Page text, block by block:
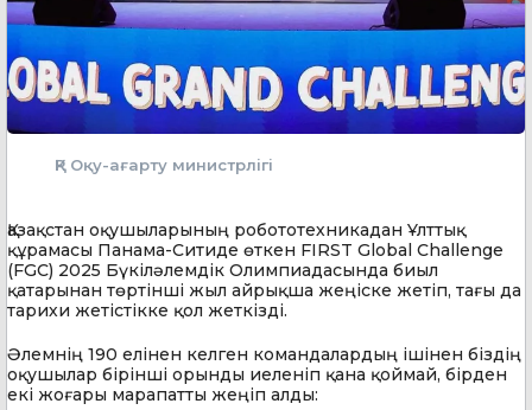
ҚР Оқу-ағарту министрлігі
Қазақстан оқушыларының робототехникадан Ұлттық
құрамасы Панама-Ситиде өткен FIRST Global Challenge
(FGC) 2025 Бүкіләлемдік Олимпиадасында биыл
қатарынан төртінші жыл айрықша жеңіске жетіп, тағы да
тарихи жетістікке қол жеткізді.
Әлемнің 190 елінен келген командалардың ішінен біздің
оқушылар бірінші орынды иеленіп қана қоймай, бірден
екі жоғары марапатты жеңіп алды: